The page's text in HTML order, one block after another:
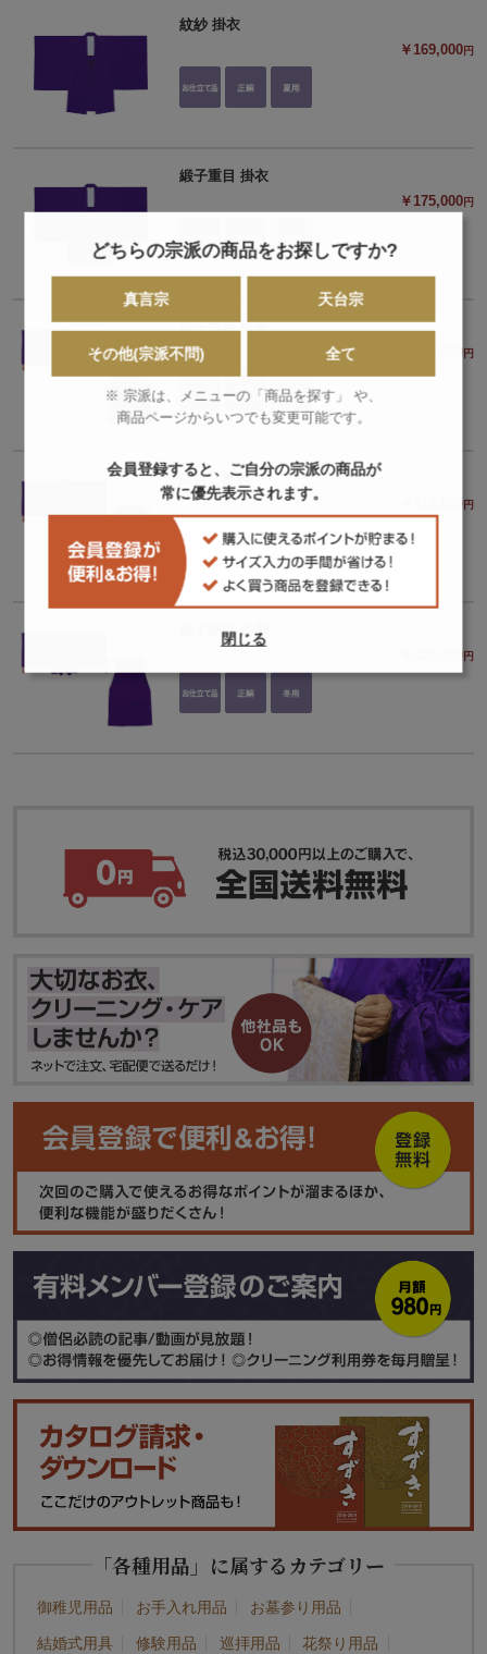
紋紗 掛衣
￥169,000円
緞子重目 掛衣
￥175,000円
緞子中目 鈴懸
￥302,000円
紋紗 鈴懸
￥313,000円
緞子重目 鈴懸
￥320,000円
「各種用品」に属するカテゴリー
御稚児用品 お手入れ用品 お墓参り用品
結婚式用具 修験用品 巡拝用品 花祭り用品
どちらの宗派の商品をお探しですか?
真言宗 天台宗
その他(宗派不問) 全て
※ 宗派は、メニューの「商品を探す」 や、
商品ページからいつでも変更可能です。
会員登録すると、ご自分の宗派の商品が
常に優先表示されます。
閉じる